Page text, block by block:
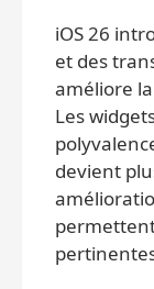
iOS 26
et des
améliore
Les
devient